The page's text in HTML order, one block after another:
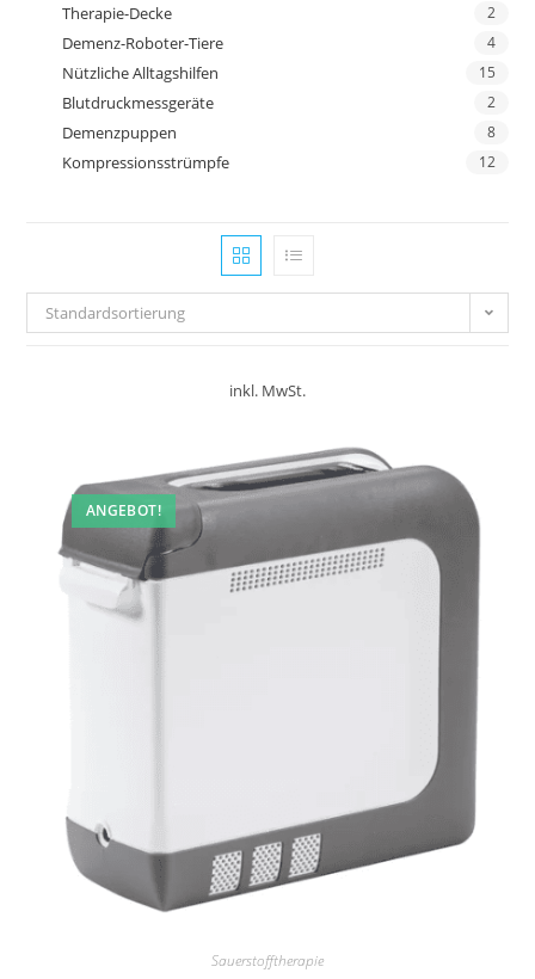
Therapie-Decke 2
Demenz-Roboter-Tiere 4
Nützliche Alltagshilfen 15
Blutdruckmessgeräte 2
Demenzpuppen 8
Kompressionsstrümpfe 12
Standardsortierung
inkl. MwSt.
ANGEBOT!
Sauerstofftherapie